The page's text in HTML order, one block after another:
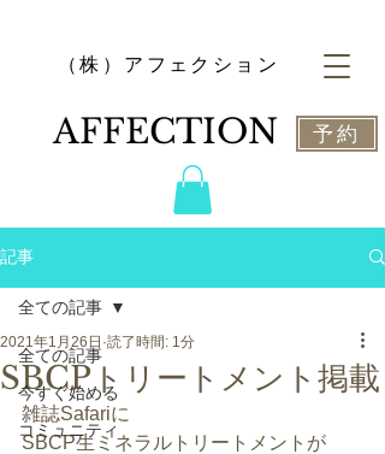
​（株）アフェクション
​AFFECTION 予約
記事
全ての記事
今すぐ始める
コミュニティ
全ての記事
SBCPトリートメント掲載
2021年1月26日 読了時間: 1分
雑誌Safariに
SBCP生ミネラルトリートメントが